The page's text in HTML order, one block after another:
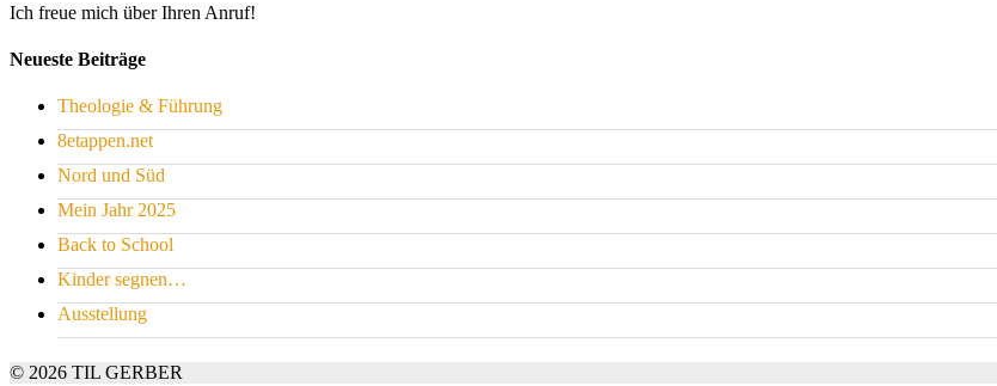
Ich freue mich über Ihren Anruf!
Neueste Beiträge
Theologie & Führung
8etappen.net
Nord und Süd
Mein Jahr 2025
Back to School
Kinder segnen…
Ausstellung
© 2026 TIL GERBER